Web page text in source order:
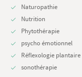
Naturopathie
Nutrition
Phytothérapie
psycho émotionnel
Réflexologie plantaire
sonothérapie